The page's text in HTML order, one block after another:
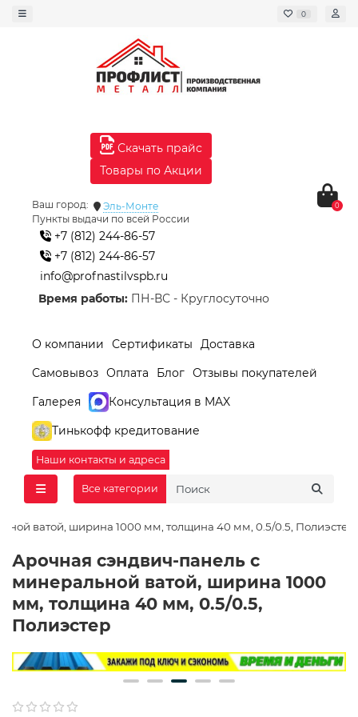
0
Скачать прайс
Товары по Акции
Ваш город:
Эль-Монте
Пункты выдачи по всей России
+7 (812) 244-86-57
+7 (812) 244-86-57
info@profnastilvspb.ru
Время работы: ПН-ВС - Круглосуточно
0
О компании Сертификаты
Доставка
Самовывоз Оплата Блог Отзывы покупателей
Галерея
Консультация в MAX
Тинькофф кредитование
Наши контакты и адреса
Все категории
ватой, ширина 1000 мм, толщина 40 мм, 0.5/0.5, Полиэстер
Арочная сэндвич-панель с
минеральной ватой, ширина 1000
мм, толщина 40 мм, 0.5/0.5,
Полиэстер